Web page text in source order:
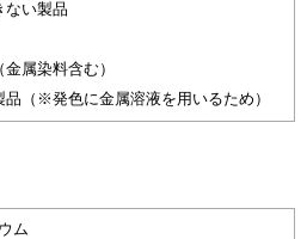
ない製品
金属染料含む）
品（※発色に金属溶液を用いるため）
ム